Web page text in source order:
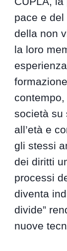
pace e
della non
la loro
società su
all’età e
gli stessi
dei diritti
processi
diventa
divide”
nuove